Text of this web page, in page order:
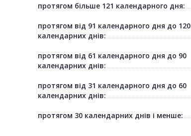
протягом більше 121 календарного дня:
протягом від 91 календарного дня до 120
календарних днів:
протягом від 61 календарного дня до 90
календарних днів:
протягом від 31 календарного дня до 60
календарних днів:
протягом 30 календарних днів і менше: